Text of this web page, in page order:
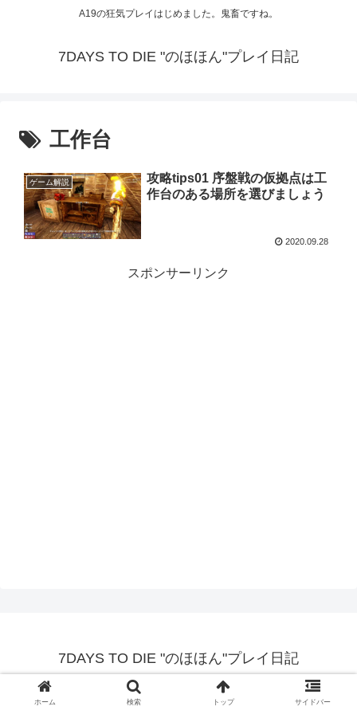
A19の狂気プレイはじめました。鬼畜ですね。
7DAYS TO DIE "のほほん"プレイ日記
工作台
ゲーム解説
攻略tips01 序盤戦の仮拠点は工
作台のある場所を選びましょう
2020.09.28
スポンサーリンク
7DAYS TO DIE "のほほん"プレイ日記
© 2019 7DAYS TO DIE "のほほん"プレイ日記.
ホーム 検索 トップ サイドバー